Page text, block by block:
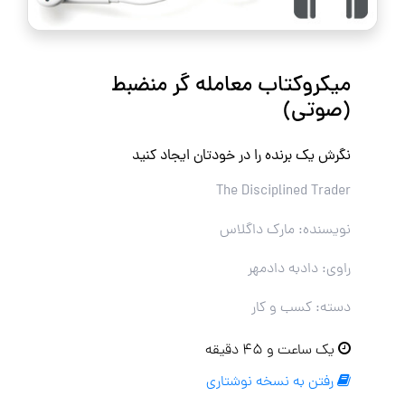
میکروکتاب معامله گر منضبط
(صوتی)
نگرش یک برنده را در خودتان ایجاد کنید
The Disciplined Trader
نویسنده: مارک داگلاس
راوی: دادبه دادمهر
دسته: کسب و کار
یک ساعت و ۴۵ دقیقه
رفتن به نسخه نوشتاری